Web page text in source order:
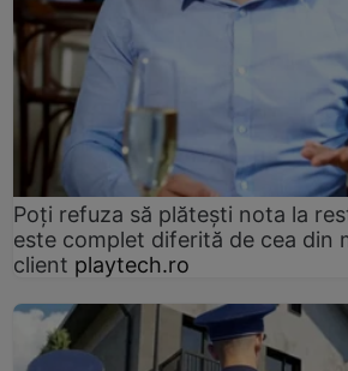
Poți refuza să plătești nota la
este complet diferită de cea din
client playtech.ro